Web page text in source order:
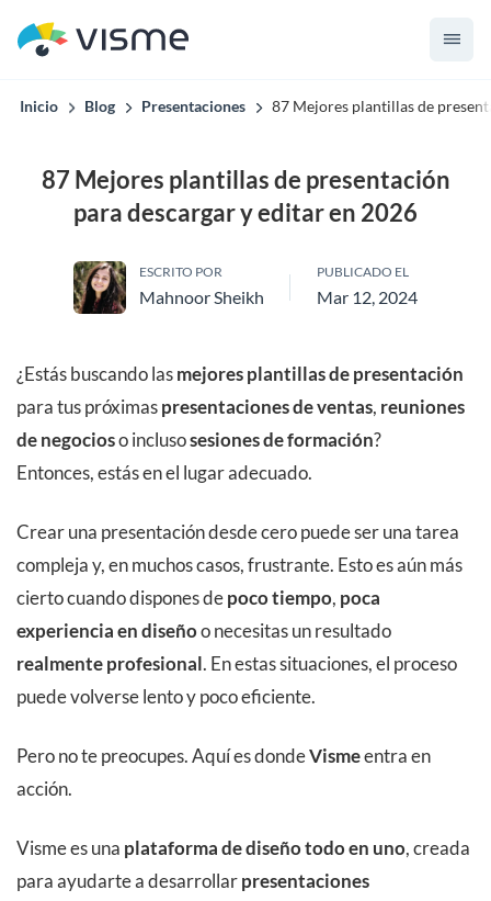
Inicio Blog Presentaciones 87 Mejores plantillas de
87 Mejores plantillas de presentación
para descargar y editar en 2026
ESCRITO POR
Mahnoor Sheikh
PUBLICADO EL
Mar 12, 2024
¿Estás buscando lasmejores plantillas de presentación
para tus próximaspresentaciones de ventas, reuniones
de negocioso inclusosesiones de formación?
Entonces, estás en el lugar adecuado.
Crear una presentación desde cero puede ser una tarea
compleja y, en muchos casos, frustrante. Esto es aún más
cierto cuando dispones depoco tiempo, poca
experiencia en diseñoo necesitas un resultado
realmente profesional. En estas situaciones, el proceso
puede volverse lento y poco eficiente.
Pero no te preocupes. Aquí es dondeVismeentra en
acción.
Visme es una plataforma de diseño todo en uno, creada
para ayudarte a desarrollarpresentaciones